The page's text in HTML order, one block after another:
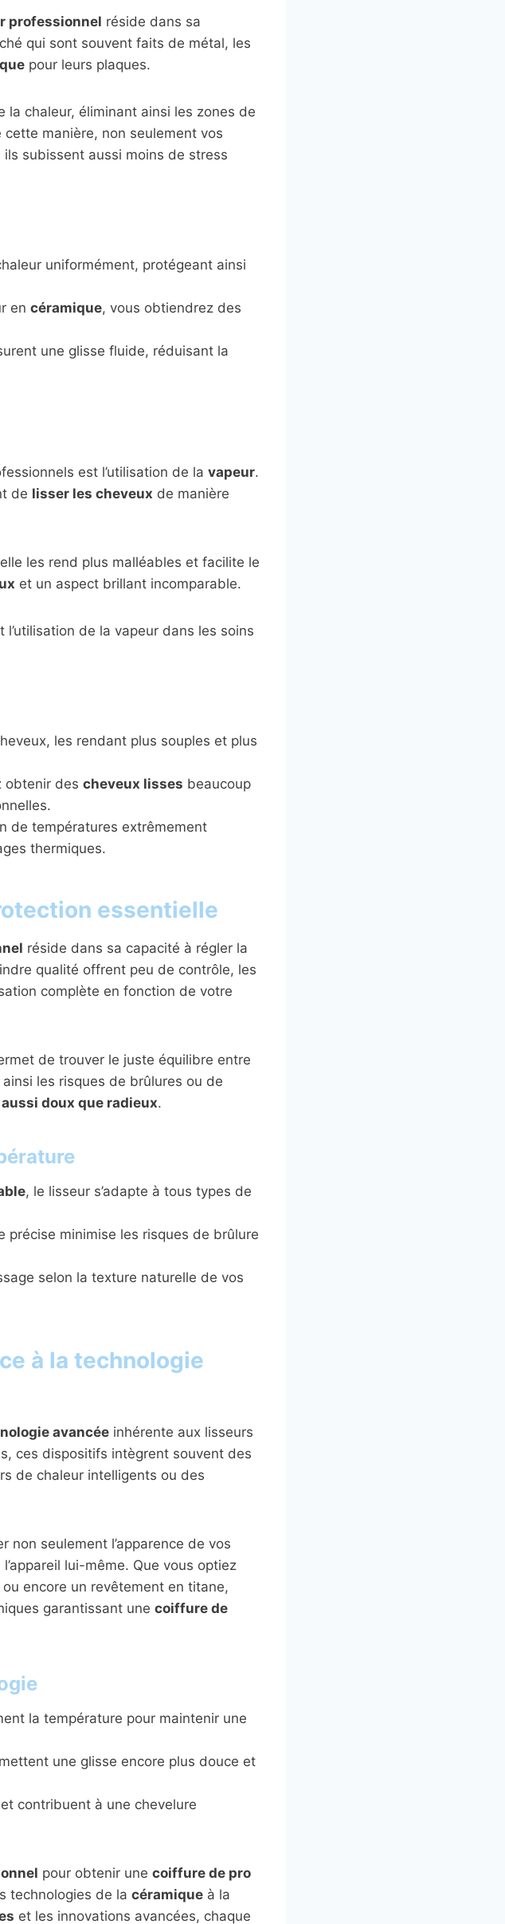
professionnel réside dans sa
qui sont souvent faits de métal, les
pour leurs plaques.
chaleur, éliminant ainsi les zones de
manière, non seulement vos
subissent aussi moins de stress
uniformément, protégeant ainsi
en céramique, vous obtiendrez des
une glisse fluide, réduisant la
est l’utilisation de la vapeur.
de lisser les cheveux de manière
les rend plus malléables et facilite le
et un aspect brillant incomparable.
l’utilisation de la vapeur dans les soins
les rendant plus souples et plus
obtenir des cheveux lisses beaucoup
de températures extrêmement
thermiques.
essentielle
réside dans sa capacité à régler la
qualité offrent peu de contrôle, les
complète en fonction de votre
de trouver le juste équilibre entre
les risques de brûlures ou de
doux que radieux.
, le lisseur s’adapte à tous types de
précise minimise les risques de brûlure
selon la texture naturelle de vos
à la technologie
avancée inhérente aux lisseurs
ces dispositifs intègrent souvent des
de chaleur intelligents ou des
non seulement l’apparence de vos
lui-même. Que vous optiez
encore un revêtement en titane,
garantissant une coiffure de
la température pour maintenir une
une glisse encore plus douce et
contribuent à une chevelure
pour obtenir une coiffure de pro
technologies de la céramique à la
et les innovations avancées, chaque